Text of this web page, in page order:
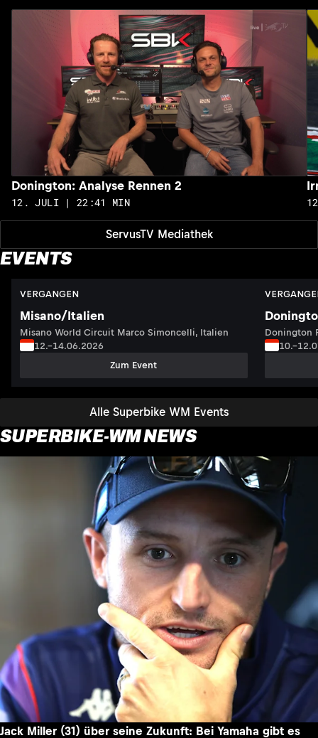
ServusTV Mediathek
Donington: Analyse Rennen 2
12. JULI | 22:41 MIN
EVENTS
Alle Superbike WM Events
VERGANGEN
Misano/Italien
Misano World Circuit Marco Simoncelli, Italien
12.–14.06.2026
Zum Event
Donington
SUPERBIKE-WM NEWS
Jack Miller (31) über seine Zukunft: Bei Yamaha gibt es